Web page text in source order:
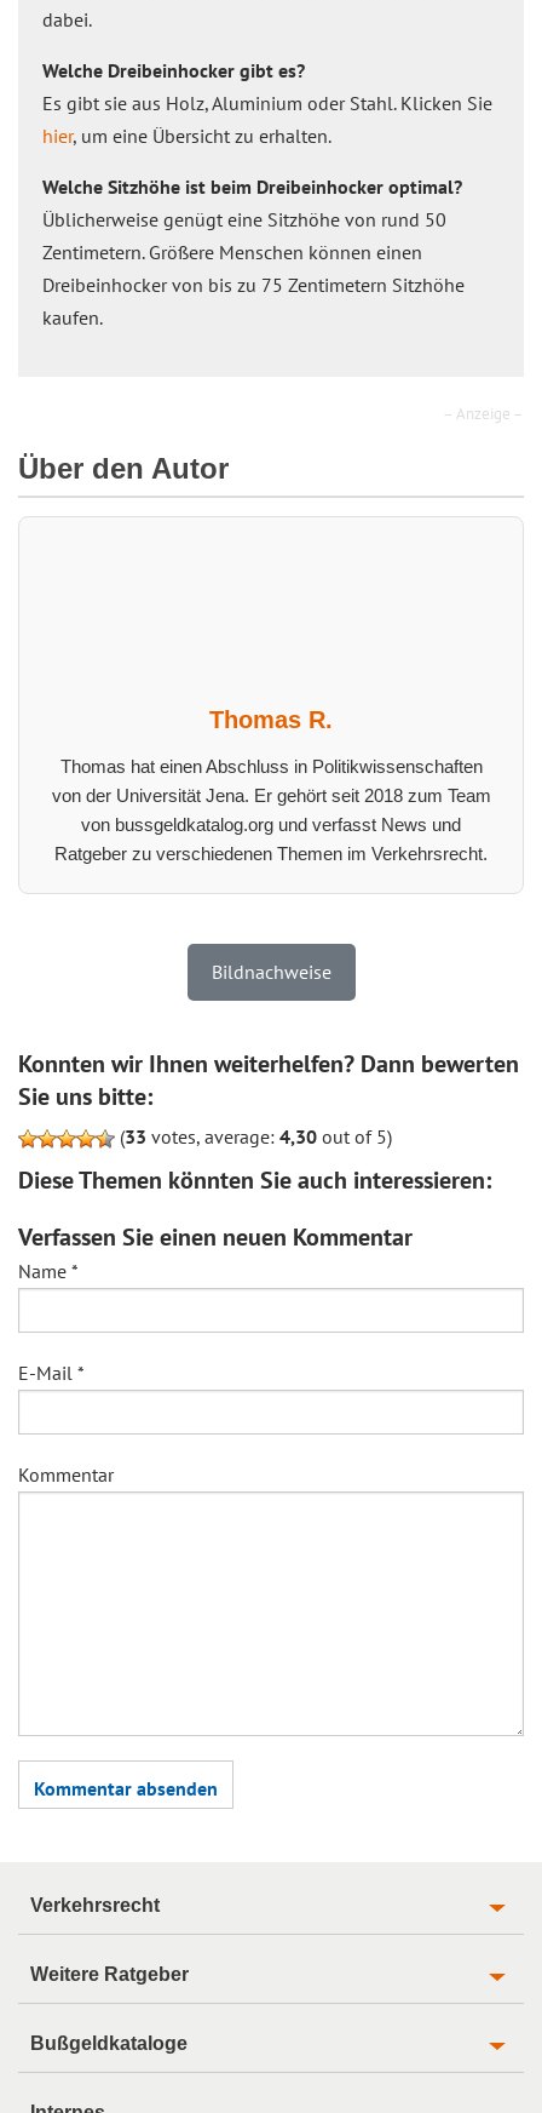
dabei.
Welche Dreibeinhocker gibt es?
Es gibt sie aus Holz, Aluminium oder Stahl. Klicken Sie
hier, um eine Übersicht zu erhalten.
Welche Sitzhöhe ist beim Dreibeinhocker optimal?
Üblicherweise genügt eine Sitzhöhe von rund 50
Zentimetern. Größere Menschen können einen
Dreibeinhocker von bis zu 75 Zentimetern Sitzhöhe
kaufen.
– Anzeige –
Über den Autor
Thomas R.
Thomas hat einen Abschluss in Politikwissenschaften
von der Universität Jena. Er gehört seit 2018 zum Team
von bussgeldkatalog.org und verfasst News und
Ratgeber zu verschiedenen Themen im Verkehrsrecht.
Bildnachweise
Konnten wir Ihnen weiterhelfen? Dann bewerten
Sie uns bitte:
(33 votes, average: 4,30 out of 5)
Diese Themen könnten Sie auch interessieren:
Verfassen Sie einen neuen Kommentar
Name *
E-Mail *
Kommentar
Verkehrsrecht
Weitere Ratgeber
Bußgeldkataloge